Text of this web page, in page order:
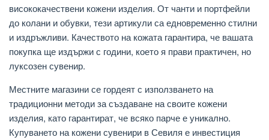
висококачествени кожени изделия. От чанти и портфейли
до колани и обувки, тези артикули са едновременно стилни
и издръжливи. Качеството на кожата гарантира, че вашата
покупка ще издържи с години, което я прави практичен, но
луксозен сувенир.
Местните магазини се гордеят с използването на
традиционни методи за създаване на своите кожени
изделия, като гарантират, че всяко парче е уникално.
Купуването на кожени сувенири в Севиля е инвестиция